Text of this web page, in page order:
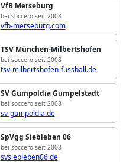
VfB Merseburg
bei soccero seit 2008
vfb-merseburg.com
TSV München-Milbertshofen
bei soccero seit 2008
tsv-milbertshofen-fussball.de
SV Gumpoldia Gumpelstadt
bei soccero seit 2008
sv-gumpoldia.de
SpVgg Siebleben 06
bei soccero seit 2008
svsiebleben06.de